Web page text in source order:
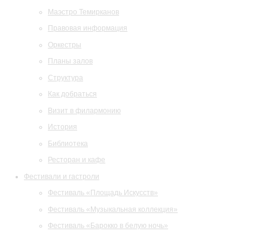
Маэстро Темирканов
Правовая информация
Оркестры
Планы залов
Структура
Как добраться
Визит в филармонию
История
Библиотека
Ресторан и кафе
Фестивали и гастроли
Фестиваль «Площадь Искусств»
Фестиваль «Музыкальная коллекция»
Фестиваль «Барокко в белую ночь»